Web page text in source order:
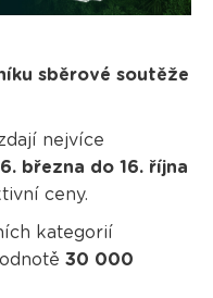
sběrové soutěže
nejvíce
března do 16. října
ceny.
kategorií
30 000